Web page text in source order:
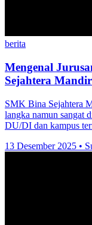
berita
Mengenal
Sejahtera
SMK Bina Sejahtera
langka namun sangat
DU/DI dan kampus
13 Desember 2025 •